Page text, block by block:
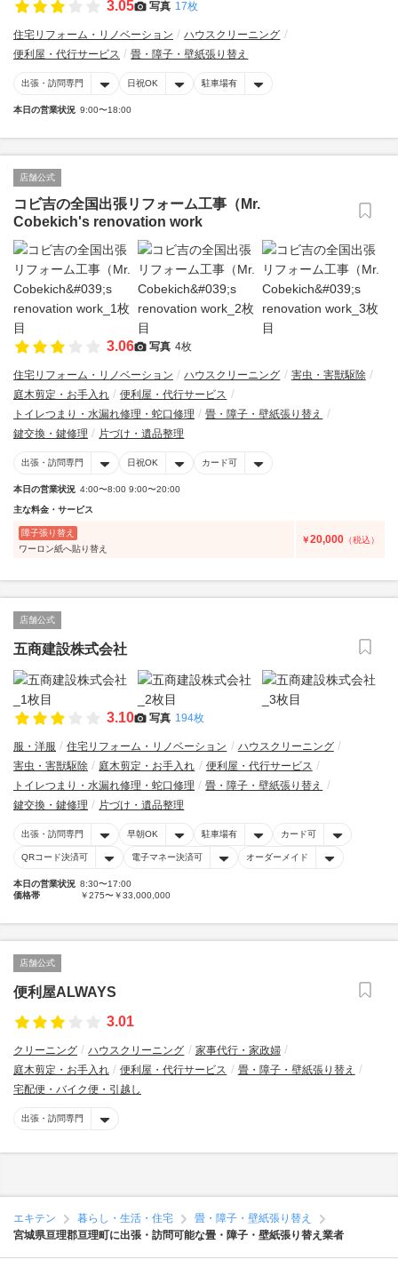
3.05 写真 17枚
住宅リフォーム・リノベーション
ハウスクリーニング
便利屋・代行サービス
畳・障子・壁紙張り替え
出張・訪問専門 日祝OK 駐車場有
本日の営業状況 9:00〜18:00
店舗公式
コビ吉の全国出張リフォーム工事（Mr.
Cobekich's renovation work
3.06 写真 4枚
住宅リフォーム・リノベーション ハウスクリーニング
害虫・害獣駆除
庭木剪定・お手入れ
便利屋・代行サービス
トイレつまり・水漏れ修理・蛇口修理
畳・障子・壁紙張り替え
鍵交換・鍵修理
片づけ・遺品整理
出張・訪問専門 日祝OK カード可
本日の営業状況 4:00〜8:00 9:00〜20:00
主な料金・サービス
障子張り替え
ワーロン紙へ貼り替え
￥20,000 （税込）
店舗公式
五商建設株式会社
3.10 写真 194枚
服・洋服 住宅リフォーム・リノベーション
ハウスクリーニング
害虫・害獣駆除
庭木剪定・お手入れ
便利屋・代行サービス
トイレつまり・水漏れ修理・蛇口修理
畳・障子・壁紙張り替え
鍵交換・鍵修理
片づけ・遺品整理
出張・訪問専門 早朝OK 駐車場有 カード可
QRコード決済可 電子マネー決済可 オーダーメイド
本日の営業状況 8:30〜17:00
価格帯
￥275〜￥33,000,000
店舗公式
便利屋ALWAYS
3.01
クリーニング ハウスクリーニング
家事代行・家政婦
庭木剪定・お手入れ
便利屋・代行サービス
畳・障子・壁紙張り替え
宅配便・バイク便・引越し
出張・訪問専門
エキテン 暮らし・生活・住宅
畳・障子・壁紙張り替え
宮城県亘理郡亘理町に出張・訪問可能な畳・障子・壁紙張り替え業者